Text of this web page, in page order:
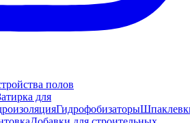
полов
для
Гидрофобизаторы